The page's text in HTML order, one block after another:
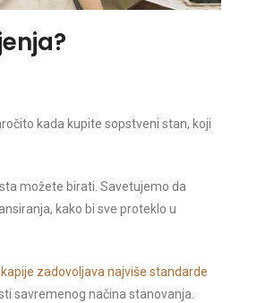
kada kupite sopstveni stan, koji
možete birati. Savetujemo da
kako bi sve proteklo u
zadovoljava najviše standarde
savremenog načina stanovanja.